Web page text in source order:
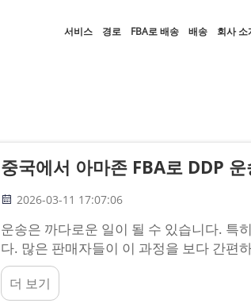
서비스 경로 FBA로 배송 배송 회사 소
중국에서 아마존 FBA로 DDP
2026-03-11 17:07:06
운송은 까다로운 일이 될 수 있습니다. 특
다. 많은 판매자들이 이 과정을 보다 간편
하나는 DDP 운송을 선택하는 것입니다.
의미합니다. 즉, 판매자가 …
더 보기